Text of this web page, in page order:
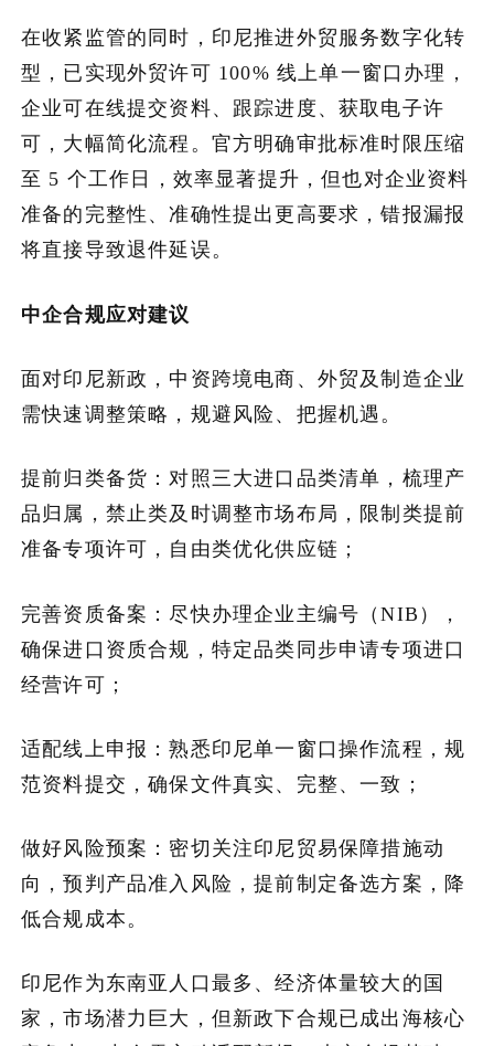
在收紧监管的同时，印尼推进外贸服务数字化转
型，已实现外贸许可 100% 线上单一窗口办理，
企业可在线提交资料、跟踪进度、获取电子许
可，大幅简化流程。官方明确审批标准时限压缩
至 5 个工作日，效率显著提升，但也对企业资料
准备的完整性、准确性提出更高要求，错报漏报
将直接导致退件延误。
中企合规应对建议
面对印尼新政，中资跨境电商、外贸及制造企业
需快速调整策略，规避风险、把握机遇。
提前归类备货：对照三大进口品类清单，梳理产
品归属，禁止类及时调整市场布局，限制类提前
准备专项许可，自由类优化供应链；
完善资质备案：尽快办理企业主编号（NIB），
确保进口资质合规，特定品类同步申请专项进口
经营许可；
适配线上申报：熟悉印尼单一窗口操作流程，规
范资料提交，确保文件真实、完整、一致；
做好风险预案：密切关注印尼贸易保障措施动
向，预判产品准入风险，提前制定备选方案，降
低合规成本。
印尼作为东南亚人口最多、经济体量较大的国
家，市场潜力巨大，但新政下合规已成出海核心